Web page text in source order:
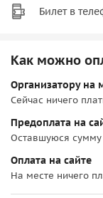
Билет в
Как можно
Организатору на
Сейчас ничего
Предоплата на
Оставшуюся сумму
Оплата на сайте
На месте ничего